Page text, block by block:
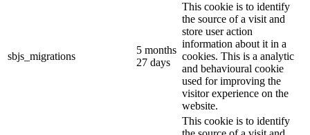
sbjs_migrations
5 months
27 days
This cookie is to identify
the source of a visit and
store user action
information about it in a
cookies. This is a analytic
and behavioural cookie
used for improving the
visitor experience on the
website.
This cookie is to identify